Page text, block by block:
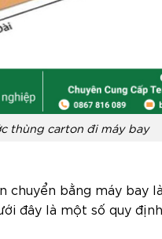
thùng carton đi máy bay
bằng máy bay
đây là một số quy